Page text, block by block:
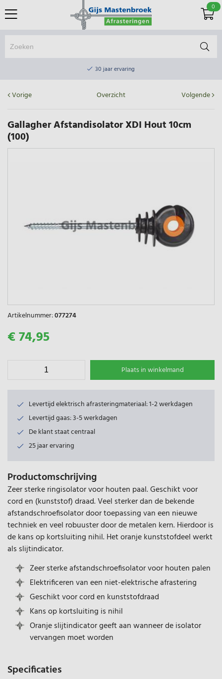
0
30 jaar ervaring
30 jaar ervaring
Vorige Overzicht Volgende
Gallagher Afstandisolator XDI Hout 10cm
(100)
Artikelnummer:077274
€ 74,95
Plaats in winkelmand
Levertijd elektrisch afrasteringmateriaal: 1-2 werkdagen
Levertijd gaas: 3-5 werkdagen
De klant staat centraal
25 jaar ervaring
Productomschrijving
Zeer sterke ringisolator voor houten paal. Geschikt voor
cord en (kunststof) draad. Veel sterker dan de bekende
afstandschroefisolator door toepassing van een nieuwe
techniek en veel robuuster door de metalen kern. Hierdoor is
de kans op kortsluiting nihil. Het oranje kunststofdeel werkt
als slijtindicator.
Zeer sterke afstandschroefisolator voor houten palen
Elektrificeren van een niet-elektrische afrastering
Geschikt voor cord en kunststofdraad
Kans op kortsluiting is nihil
Oranje slijtindicator geeft aan wanneer de isolator
vervangen moet worden
Specificaties